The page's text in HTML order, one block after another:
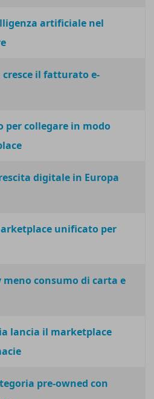
artificiale nel
cresce il fatturato e-
per collegare in modo
digitale in Europa
unificato per
consumo di carta e
lancia il marketplace
pre-owned con